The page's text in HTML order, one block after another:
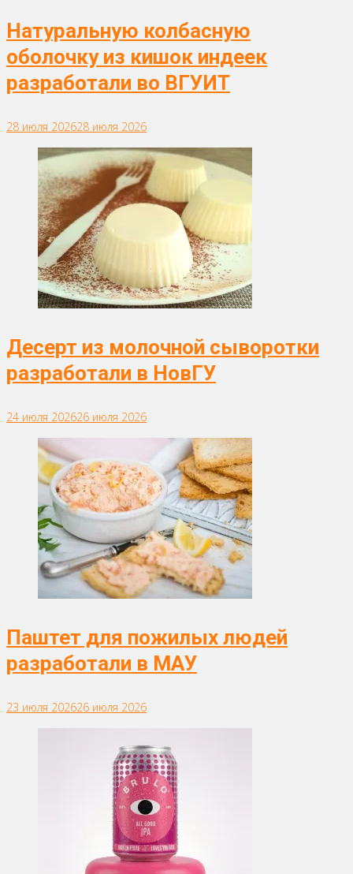
Натуральную колбасную
оболочку из кишок индеек
разработали во ВГУИТ
28 июля 202628 июля 2026
Десерт из молочной сыворотки
разработали в НовГУ
24 июля 202626 июля 2026
Паштет для пожилых людей
разработали в МАУ
23 июля 202626 июля 2026